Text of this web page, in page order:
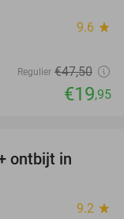
9.6 star
Regulier €47,50
€19,95
ontbijt in
9.2 star